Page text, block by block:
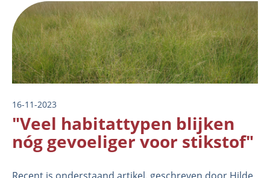
Image
16-11-2023
"Veel habitattypen blijken
nóg gevoeliger voor stikstof"